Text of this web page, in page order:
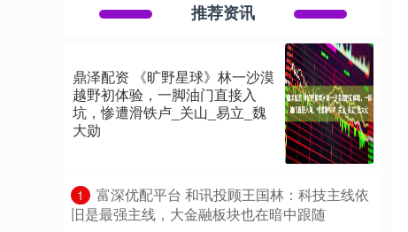
推荐资讯
鼎泽配资 《旷野星球》林一沙漠
越野初体验，一脚油门直接入
坑，惨遭滑铁卢_关山_易立_魏
大勋
1
​富深优配平台 和讯投顾王国林：科技主线依
旧是最强主线，大金融板块也在暗中跟随